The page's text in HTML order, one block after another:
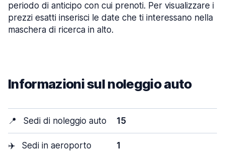
periodo di anticipo con cui prenoti. Per visualizzare i
prezzi esatti inserisci le date che ti interessano nella
maschera di ricerca in alto.
Informazioni sul noleggio auto
📍 Sedi di noleggio auto 15
✈️ Sedi in aeroporto 1